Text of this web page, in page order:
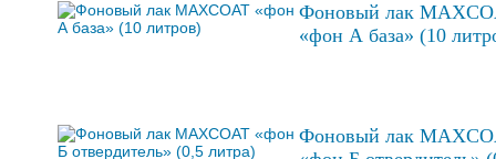
Фоновый лак
«фон А база» (10
Фоновый лак